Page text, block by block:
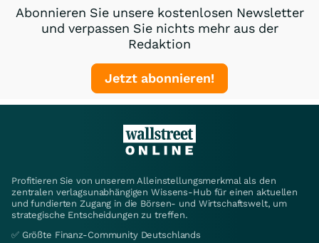
Abonnieren Sie unsere kostenlosen Newsletter
und verpassen Sie nichts mehr aus der
Redaktion
Jetzt abonnieren!
Profitieren Sie von unserem Alleinstellungsmerkmal als den
zentralen verlagsunabhängigen Wissens-Hub für einen aktuellen
und fundierten Zugang in die Börsen- und Wirtschaftswelt, um
strategische Entscheidungen zu treffen.
✅ Größte Finanz-Community Deutschlands